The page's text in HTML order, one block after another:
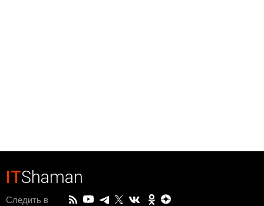
ITShaman
Следить в